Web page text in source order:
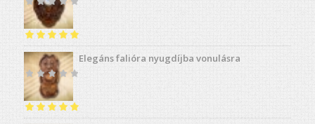
Értékelés:5.00
/ 5
Elegáns falióra nyugdíjba vonulásra
Értékelés:5.00